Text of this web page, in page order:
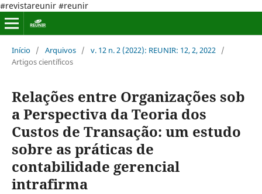
#revistareunir #reunir
Início / Arquivos / v. 12 n. 2 (2022): REUNIR: 12, 2, 2022 /
Artigos científicos
Relações entre Organizações sob
a Perspectiva da Teoria dos
Custos de Transação: um estudo
sobre as práticas de
contabilidade gerencial
intrafirma